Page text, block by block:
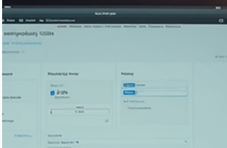
transformation digitale, en proposant des
conseils pratiques, des tendances et des
outils adaptés. Le public cible r